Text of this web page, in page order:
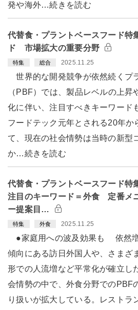
発や海外…続きを読む
代替食・プラントベースフード特
ド 市場拡大の重要分野
特集 総合 2025.11.25
世界的な開発競争が依然続くプ
（PBF）では、製品レベルの上昇
化に伴い、注目すべきキーワード
フードテック元年とされる20年か
て、現在の社会情勢は当時の新型
か…続きを読む
代替食・プラントベースフード特
注目のキーワード＝外食 定番メ
ー提案目…
特集 外食 2025.11.25
●家庭用への波及効果も 依然
傾向にある訪日外国人や、さまざ
形での人流増など平常化が確立し
会情勢の中で、外食分野でのPBF
り扱いが拡大している。レストラ